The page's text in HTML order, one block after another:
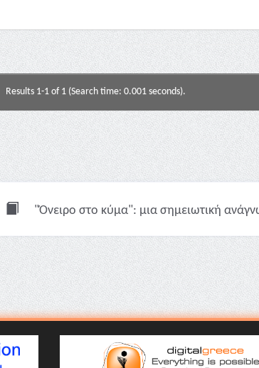
Results 1-1 of 1 (Search time: 0.001 seconds).
"Όνειρο στο κύμα": μια σημειωτική